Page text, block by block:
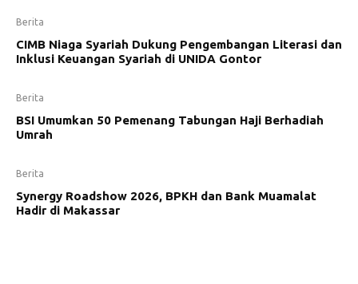
Berita
CIMB Niaga Syariah Dukung Pengembangan Literasi dan
Inklusi Keuangan Syariah di UNIDA Gontor
Berita
BSI Umumkan 50 Pemenang Tabungan Haji Berhadiah
Umrah
Berita
Synergy Roadshow 2026, BPKH dan Bank Muamalat
Hadir di Makassar